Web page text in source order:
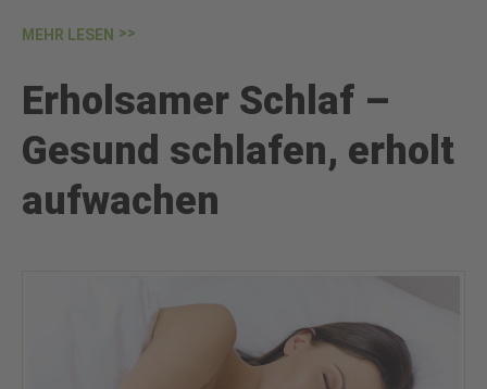
MEHR LESEN
Erholsamer Schlaf –
Gesund schlafen, erholt
aufwachen